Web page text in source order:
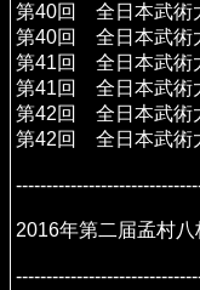
第40回 全日本武術
第40回 全日本武
第41回 全日本武術
第41回 全日本武
第42回 全日本武術
第42回 全日本武
2016年第二届孟村